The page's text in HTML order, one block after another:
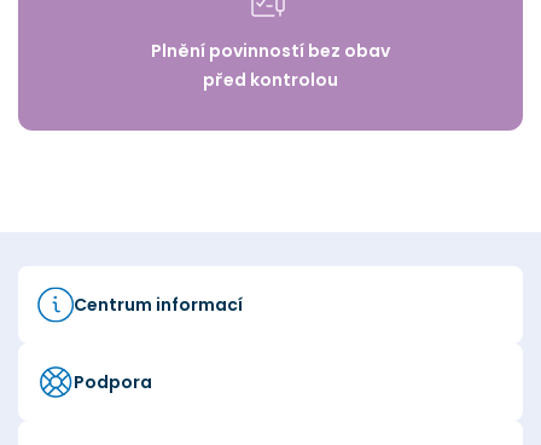
Plnění povinností bez obav
před kontrolou
Centrum informací
Podpora